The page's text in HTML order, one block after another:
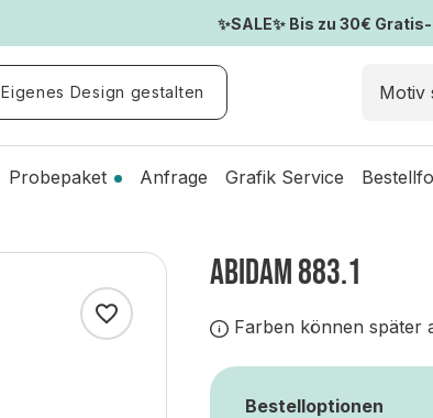
✨SALE✨ Bis zu 30€
Eigenes Design gestalten
Probepaket Anfrage Grafik Service
ABIDAM 883.1
Farben können später
Bestelloptionen